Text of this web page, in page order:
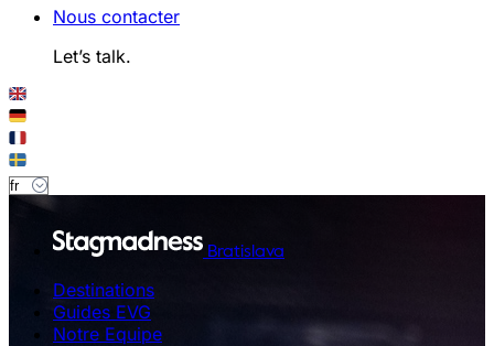
Nous contacter
Let’s talk.
Bratislava
Destinations
Guides EVG
Notre Equipe